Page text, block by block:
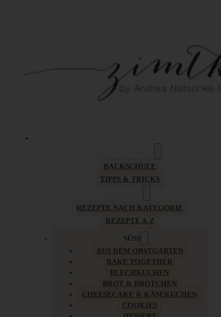
BACKSCHULE
TIPPS & TRICKS
REZEPTE NACH KATEGORIE
REZEPTE A-Z
SÜSS
AUS DEM OBSTGARTEN
BAKE TOGETHER
BLECHKUCHEN
BROT & BRÖTCHEN
CHEESECAKE & KÄSEKUCHEN
COOKIES